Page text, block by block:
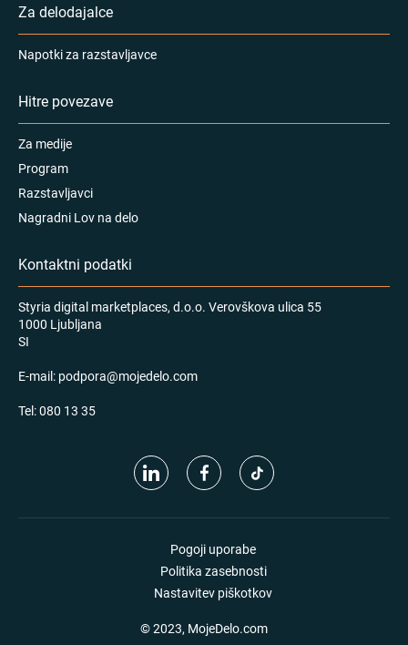
Za delodajalce
Napotki za razstavljavce
Hitre povezave
Za medije
Program
Razstavljavci
Nagradni Lov na delo
Kontaktni podatki
Styria digital marketplaces, d.o.o. Verovškova ulica 55
1000 Ljubljana
SI
E-mail: podpora@mojedelo.com
Tel:080 13 35
Pogoji uporabe
Politika zasebnosti
Nastavitev piškotkov
© 2023, MojeDelo.com